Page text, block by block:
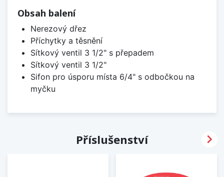
Obsah balení
Nerezový dřez
Příchytky a těsnění
Sítkový ventil 3 1/2" s přepadem
Sítkový ventil 3 1/2"
Sifon pro úsporu místa 6/4" s odbočkou na
myčku
Příslušenství 